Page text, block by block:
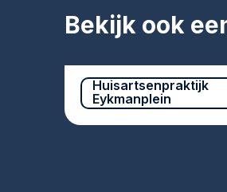
Bekijk ook
Huisartsenpraktijk
Eykmanplein